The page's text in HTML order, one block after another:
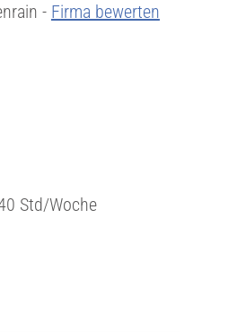
- Firma bewerten
Std/Woche